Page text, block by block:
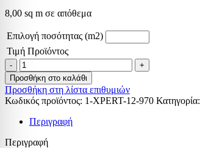
8,00 sq m σε απόθεμα
Επιλογή ποσότητας (m2)
Τιμή Προϊόντος
LAMINATE
XPERT
PRO
12mm
-
970
MADAGASCAR
OAK
Προσθήκη στο καλάθι
Προσθήκη στη λίστα επιθυμιών
Κωδικός προϊόντος: 1-XPERT-12-970 Κατηγορία:
Περιγραφή
Περιγραφή